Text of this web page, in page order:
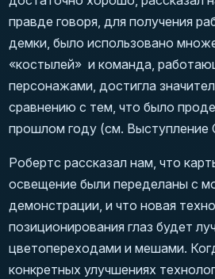
правде говоря, для получения
демки, было использовано
«костылей» и команда,
персонажами, достигла
сравнению с тем, что было
прошлом году (см. Выступление
Робертс рассказал нам, что
освещение были переделаны с
демонстрации, и что новая
позиционирования глаз будет
цветопереходами и мешами.
конкретных улучшениях